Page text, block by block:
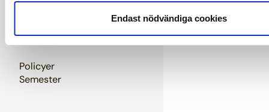
Endast nödvändiga cookies
Policyer
Semester